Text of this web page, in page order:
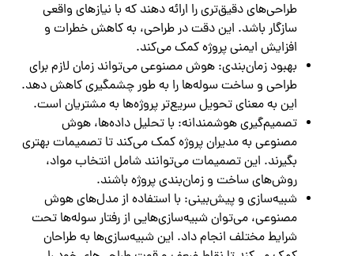
طراحی‌های دقیق‌تری را ارائه دهند که با نیازهای واقعی
سازگار باشد. این دقت در طراحی، به کاهش خطرات و
افزایش ایمنی پروژه کمک می‌کند.
بهبود زمان‌بندی: هوش مصنوعی می‌تواند زمان لازم برای
طراحی و ساخت سوله‌ها را به طور چشمگیری کاهش دهد.
این به معنای تحویل سریع‌تر پروژه‌ها به مشتریان است.
تصمیم‌گیری هوشمندانه: با تحلیل داده‌ها، هوش
مصنوعی به مدیران پروژه کمک می‌کند تا تصمیمات بهتری
بگیرند. این تصمیمات می‌توانند شامل انتخاب مواد،
روش‌های ساخت و زمان‌بندی پروژه باشند.
شبیه‌سازی و پیش‌بینی: با استفاده از مدل‌های هوش
مصنوعی، می‌توان شبیه‌سازی‌هایی از رفتار سوله‌ها تحت
شرایط مختلف انجام داد. این شبیه‌سازی‌ها به طراحان